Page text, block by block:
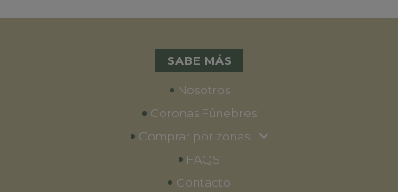
SABE MÁS
• Nosotros
• Coronas Fúnebres
• Comprar por zonas
• FAQS
• Contacto